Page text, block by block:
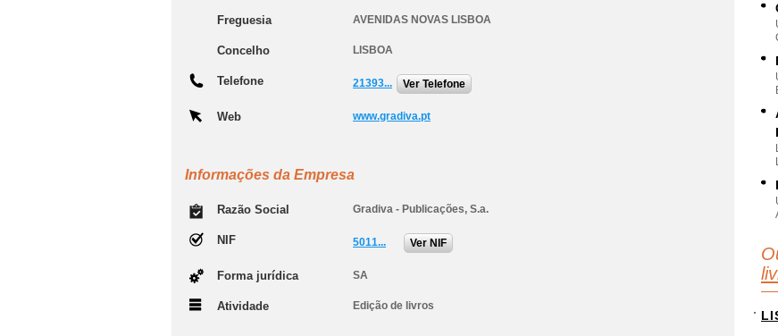
Freguesia AVENIDAS NOVAS LISBOA
Concelho LISBOA
Telefone 21393... Ver Telefone
Web www.gradiva.pt
Informações da Empresa
Razão Social Gradiva - Publicações, S.a.
NIF 5011... Ver NIF
Forma jurídica SA
Atividade Edição de livros